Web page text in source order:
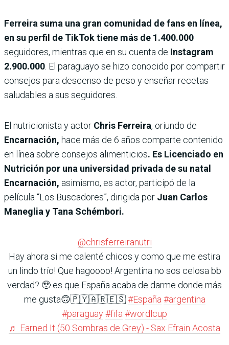
Ferreira suma una gran comunidad de fans en línea,
en su perfil de TikTok tiene más de 1.400.000
seguidores, mientras que en su cuenta de Instagram
2.900.000. El paraguayo se hizo conocido por compartir
consejos para descenso de peso y enseñar recetas
saludables a sus seguidores.
El nutricionista y actor Chris Ferreira, oriundo de
Encarnación, hace más de 6 años comparte contenido
en línea sobre consejos alimenticios. Es Licenciado en
Nutrición por una universidad privada de su natal
Encarnación, asimismo, es actor, participó de la
película “Los Buscadores”, dirigida por Juan Carlos
Maneglia y Tana Schémbori.
@chrisferreiranutri
Hay ahora si me calenté chicos y como que me estira
un lindo trío! Que hagoooo! Argentina no sos celosa bb
verdad? 🥹 es que España acaba de darme donde más
me gusta🙃🇵🇾🇦🇷🇪🇸#España #argentina
#paraguay#fifa #wordlcup
♬ Earned It (50 Sombras de Grey) - Sax Efrain Acosta